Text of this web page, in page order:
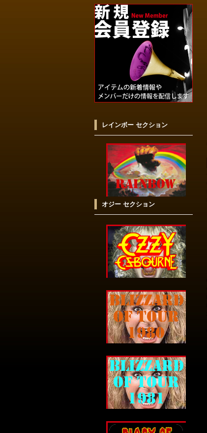
レインボー セクション
オジー セクション